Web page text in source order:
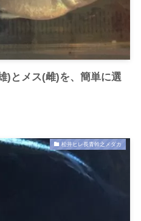
)とメス(雌)を、簡単に選
松井ヒレ長青幹之メダカ